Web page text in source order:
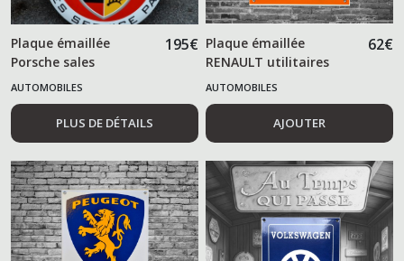
Plaque émaillée
Porsche sales
195€
AUTOMOBILES
PLUS DE DÉTAILS
Plaque émaillée
RENAULT utilitaires
62€
AUTOMOBILES
AJOUTER